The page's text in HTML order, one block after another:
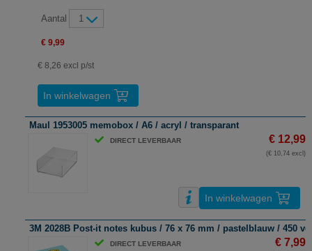
Aantal 1
€ 9,99
€ 8,26 excl p/st
In winkelwagen
Maul 1953005 memobox / A6 / acryl / transparant
DIRECT LEVERBAAR € 12,99
(€ 10,74 excl)
In winkelwagen
3M 2028B Post-it notes kubus / 76 x 76 mm / pastelblauw / 450 vel
DIRECT LEVERBAAR € 7,99